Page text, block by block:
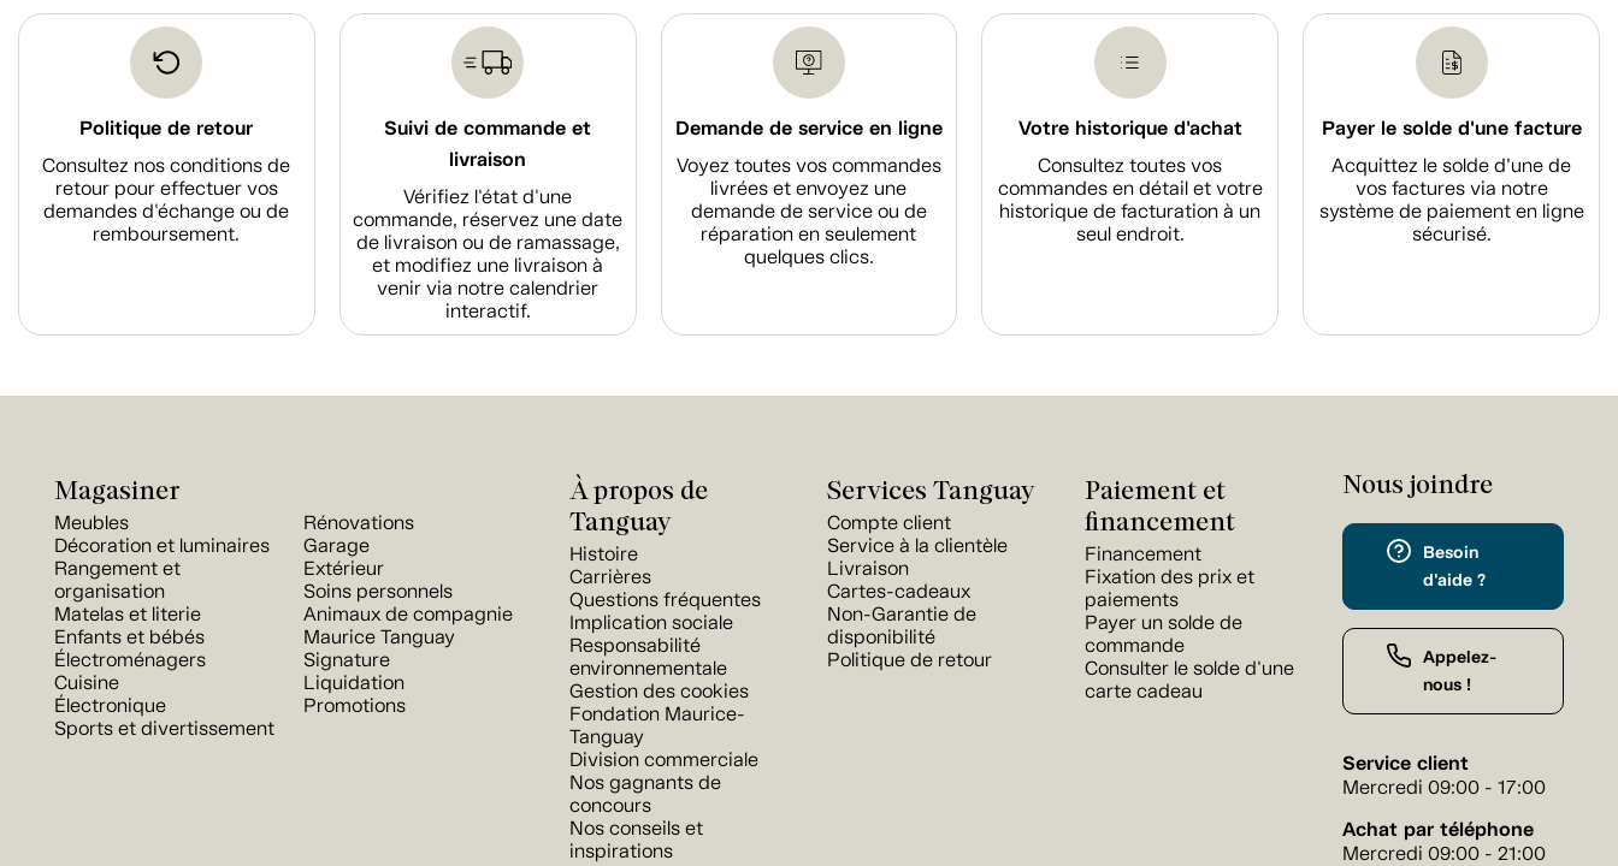
Politique de retour
Consultez nos conditions de
retour pour effectuer vos
demandes d'échange ou de
remboursement.
Suivi de commande et
livraison
Vérifiez l'état d'une
commande, réservez une date
de livraison ou de ramassage,
et modifiez une livraison à
venir via notre calendrier
interactif.
Demande de service en ligne
Voyez toutes vos commandes
livrées et envoyez une
demande de service ou de
réparation en seulement
quelques clics.
Votre historique d'achat
Consultez toutes vos
commandes en détail et votre
historique de facturation à un
seul endroit.
Payer le solde d'une facture
Acquittez le solde d’une de
vos factures via notre
système de paiement en ligne
sécurisé.
Magasiner
Meubles
Décoration et luminaires
Rangement et
organisation
Matelas et literie
Enfants et bébés
Électroménagers
Cuisine
Électronique
Sports et divertissement
Rénovations
Garage
Extérieur
Soins personnels
Animaux de compagnie
Maurice Tanguay
Signature
Liquidation
Promotions
À propos de
Tanguay
Histoire
Carrières
Questions fréquentes
Implication sociale
Responsabilité
environnementale
Gestion des cookies
Fondation Maurice-
Tanguay
Division commerciale
Nos gagnants de
concours
Nos conseils et
inspirations
Services Tanguay
Compte client
Service à la clientèle
Livraison
Cartes-cadeaux
Non-Garantie de
disponibilité
Politique de retour
Paiement et
financement
Financement
Fixation des prix et
paiements
Payer un solde de
commande
Consulter le solde d'une
carte cadeau
Nous joindre
Besoin
d'aide ?
Appelez-
nous !
Service client
Mercredi 09:00 - 17:00
Achat par téléphone
Mercredi 09:00 - 21:00